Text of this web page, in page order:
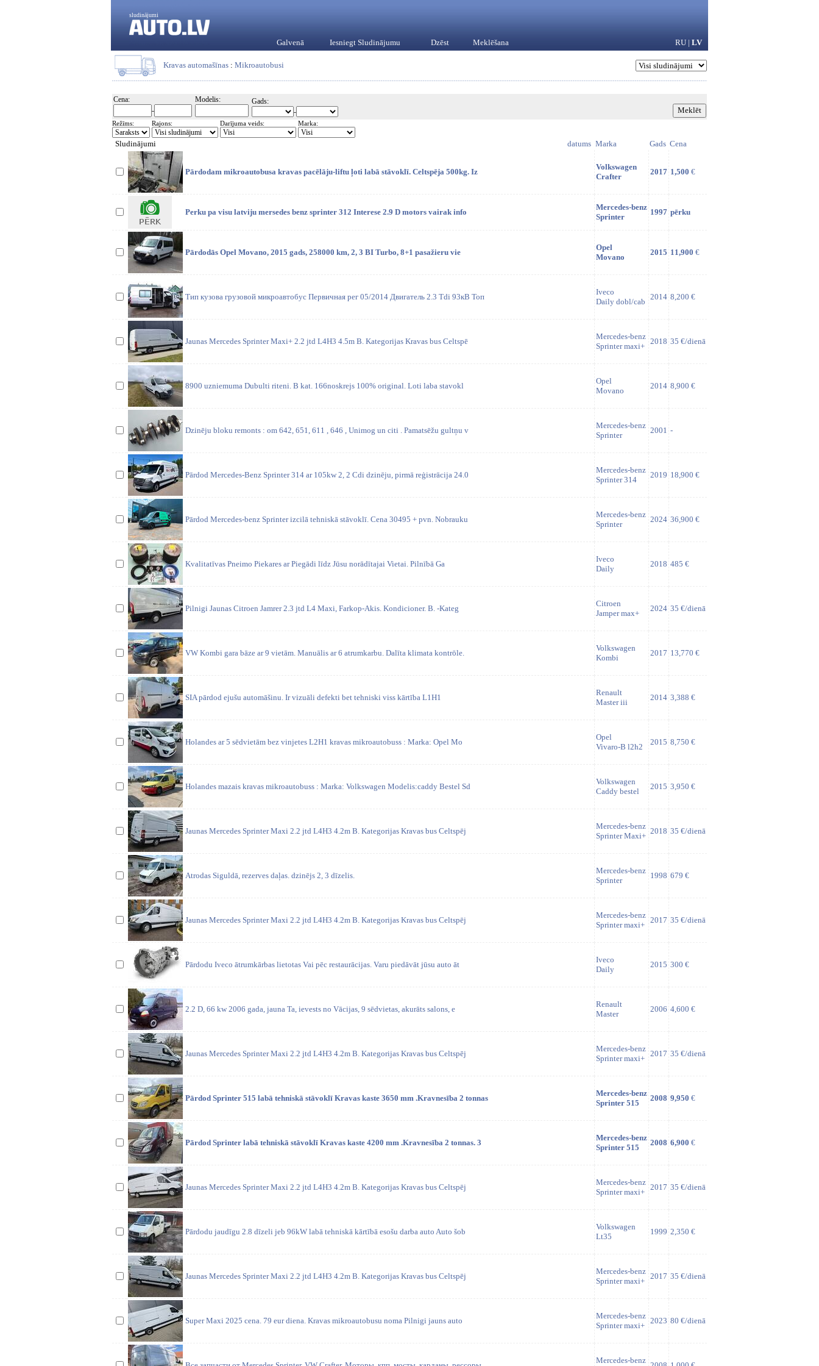
sludinājumi
Galvenā Iesniegt Sludinājumu Dzēst Meklēšana RU | LV
Kravas automašīnas : Mikroautobusi
Cena:
-
Modelis:
Gads:
-
Režīms: Rajons: Darījuma veids: Marka:
Sludinājumi datums Marka Gads Cena
Pārdodam mikroautobusa kravas pacēlāju-liftu ļoti labā stāvoklī. Celtspēja 500kg. Iz
Volkswagen
Crafter
2017 1,500 €
Perku pa visu latviju mersedes benz sprinter 312 Interese 2.9 D motors vairak info
Mercedes-benz
Sprinter
1997 pērku
Pārdodās Opel Movano, 2015 gads, 258000 km, 2, 3 BI Turbo, 8+1 pasažieru vie
Opel
Movano
2015 11,900 €
Тип кузова грузовой микроавтобус Первичная рег 05/2014 Двигатель 2.3 Tdi 93кВ Топ
Iveco
Daily dobl/cab
2014 8,200 €
Jaunas Mercedes Sprinter Maxi+ 2.2 jtd L4H3 4.5m B. Kategorijas Kravas bus Celtspē
Mercedes-benz
Sprinter maxi+
2018 35 €/dienā
8900 uzniemuma Dubulti riteni. B kat. 166noskrejs 100% original. Loti laba stavokl
Opel
Movano
2014 8,900 €
Dzinēju bloku remonts : om 642, 651, 611 , 646 , Unimog un citi . Pamatsēžu gultņu v
Mercedes-benz
Sprinter
2001 -
Pārdod Mercedes-Benz Sprinter 314 ar 105kw 2, 2 Cdi dzinēju, pirmā reģistrācija 24.0
Mercedes-benz
Sprinter 314
2019 18,900 €
Pārdod Mercedes-benz Sprinter izcilā tehniskā stāvoklī. Cena 30495 + pvn. Nobrauku
Mercedes-benz
Sprinter
2024 36,900 €
Kvalitatīvas Pneimo Piekares ar Piegādi līdz Jūsu norādītajai Vietai. Pilnībā Ga
Iveco
Daily
2018 485 €
Pilnigi Jaunas Citroen Jamrer 2.3 jtd L4 Maxi, Farkop-Akis. Kondicioner. B. -Kateg
Citroen
Jamper max+
2024 35 €/dienā
VW Kombi gara bāze ar 9 vietām. Manuālis ar 6 atrumkarbu. Dalīta klimata kontrōle.
Volkswagen
Kombi
2017 13,770 €
SIA pārdod ejušu automāšinu. Ir vizuāli defekti bet tehniski viss kārtība L1H1
Renault
Master iii
2014 3,388 €
Holandes ar 5 sēdvietām bez vinjetes L2H1 kravas mikroautobuss : Marka: Opel Mo
Opel
Vivaro-B l2h2
2015 8,750 €
Holandes mazais kravas mikroautobuss : Marka: Volkswagen Modelis:caddy Bestel Sd
Volkswagen
Caddy bestel
2015 3,950 €
Jaunas Mercedes Sprinter Maxi 2.2 jtd L4H3 4.2m B. Kategorijas Kravas bus Celtspēj
Mercedes-benz
Sprinter Maxi+
2018 35 €/dienā
Atrodas Siguldā, rezerves daļas. dzinējs 2, 3 dīzelis.
Mercedes-benz
Sprinter
1998 679 €
Jaunas Mercedes Sprinter Maxi 2.2 jtd L4H3 4.2m B. Kategorijas Kravas bus Celtspēj
Mercedes-benz
Sprinter maxi+
2017 35 €/dienā
Pārdodu Iveco ātrumkārbas lietotas Vai pēc restaurācijas. Varu piedāvāt jūsu auto āt
Iveco
Daily
2015 300 €
2.2 D, 66 kw 2006 gada, jauna Ta, ievests no Vācijas, 9 sēdvietas, akurāts salons, e
Renault
Master
2006 4,600 €
Jaunas Mercedes Sprinter Maxi 2.2 jtd L4H3 4.2m B. Kategorijas Kravas bus Celtspēj
Mercedes-benz
Sprinter maxi+
2017 35 €/dienā
Pārdod Sprinter 515 labā tehniskā stāvoklī Kravas kaste 3650 mm .Kravnesība 2 tonnas
Mercedes-benz
Sprinter 515
2008 9,950 €
Pārdod Sprinter labā tehniskā stāvoklī Kravas kaste 4200 mm .Kravnesība 2 tonnas. 3
Mercedes-benz
Sprinter 515
2008 6,900 €
Jaunas Mercedes Sprinter Maxi 2.2 jtd L4H3 4.2m B. Kategorijas Kravas bus Celtspēj
Mercedes-benz
Sprinter maxi+
2017 35 €/dienā
Pārdodu jaudīgu 2.8 dīzeli jeb 96kW labā tehniskā kārtībā esošu darba auto Auto šob
Volkswagen
Lt35
1999 2,350 €
Jaunas Mercedes Sprinter Maxi 2.2 jtd L4H3 4.2m B. Kategorijas Kravas bus Celtspēj
Mercedes-benz
Sprinter maxi+
2017 35 €/dienā
Super Maxi 2025 cena. 79 eur diena. Kravas mikroautobusu noma Pilnigi jauns auto
Mercedes-benz
Sprinter maxi+
2023 80 €/dienā
Mercedes-benz